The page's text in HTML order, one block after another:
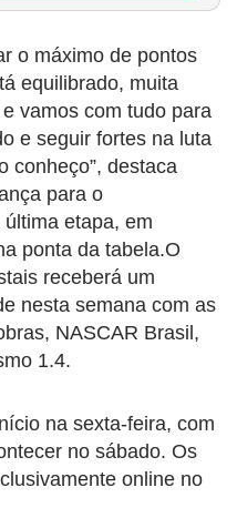
o máximo de pontos
equilibrado, muita
vamos com tudo para
e seguir fortes na luta
conheço”, destaca
para o
etapa, em
ponta da tabela.O
receberá um
nesta semana com as
NASCAR Brasil,
1.4.
na sexta-feira, com
no sábado. Os
online no